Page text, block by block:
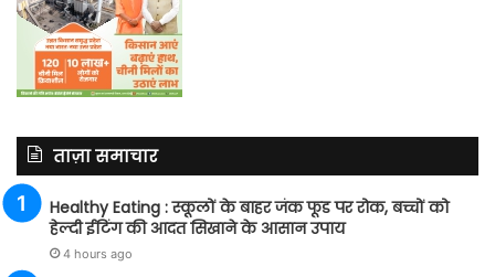
ताज़ा समाचार
Healthy Eating : स्कूलों के बाहर जंक फूड पर रोक, बच्चों को
हेल्दी ईटिंग की आदत सिखाने के आसान उपाय
4 hours ago